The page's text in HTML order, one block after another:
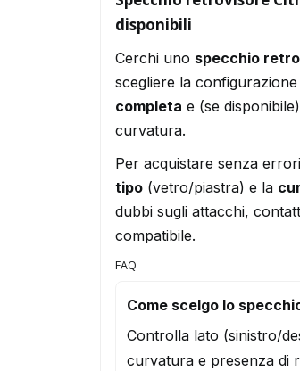
disponibili
Cerchi uno specchio
scegliere la
completa e (se
curvatura.
Per acquistare senza
tipo (vetro/piastra) e la
dubbi sugli attacchi,
compatibile.
FAQ
Come scelgo lo
Controlla lato (sinistro/
curvatura e presenza di